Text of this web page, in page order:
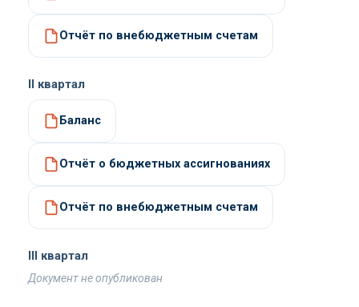
Отчёт по внебюджетным счетам
II квартал
Баланс
Отчёт о бюджетных ассигнованиях
Отчёт по внебюджетным счетам
III квартал
Документ не опубликован